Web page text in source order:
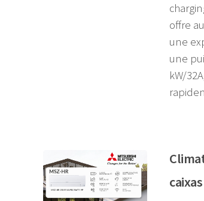
offre
une
une
kW/
caixas